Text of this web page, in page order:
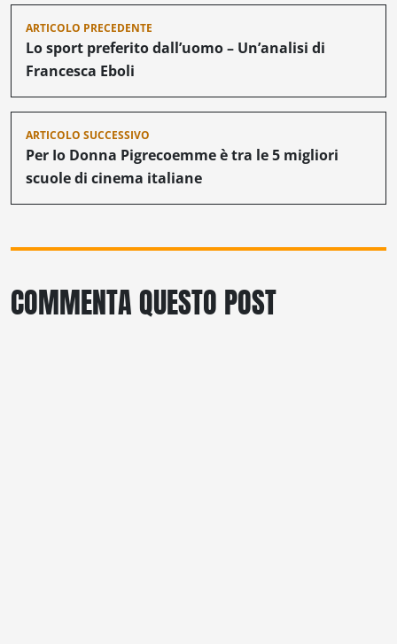
Navigazione
articoli
ARTICOLO PRECEDENTE
Lo sport preferito dall’uomo – Un’analisi di
Francesca Eboli
ARTICOLO SUCCESSIVO
Per Io Donna Pigrecoemme è tra le 5 migliori
scuole di cinema italiane
COMMENTA QUESTO POST